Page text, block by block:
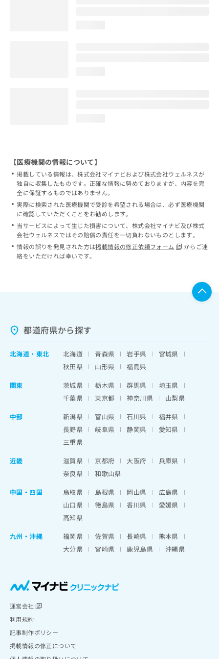
【医療機関の情報について】
掲載している情報は、株式会社マイナビおよび株式会社ウェルネスが
独自に収集したものです。正確な情報に努めておりますが、内容を完
全に保証するものではありません。
実際に検索された医療機関で受診を希望される場合は、必ず医療機関
に確認していただくことをお勧めします。
当サービスによって生じた損害について、株式会社マイナビ及び株式
会社ウェルネスではその賠償の責任を一切負わないものとします。
情報の誤りを発見された方は掲載情報の修正依頼フォーム
からご連
絡をいただければ幸いです。
都道府県から探す
北海道 ・ 東北 北海道 青森県 岩手県
宮城県
秋田県
山形県
福島県
関東
茨城県 栃木県 群馬県
埼玉県
千葉県
東京都 神奈川県
山梨県
中部
新潟県 富山県 石川県
福井県
長野県
岐阜県 静岡県
愛知県
三重県
近畿
滋賀県 京都府 大阪府
兵庫県
奈良県
和歌山県
中国・四国
鳥取県 島根県 岡山県
広島県
山口県
徳島県 香川県
愛媛県
高知県
九州・沖縄
福岡県 佐賀県 長崎県
熊本県
大分県
宮崎県 鹿児島県 沖縄県
運営会社
利用規約
記事制作ポリシー
掲載情報の修正について